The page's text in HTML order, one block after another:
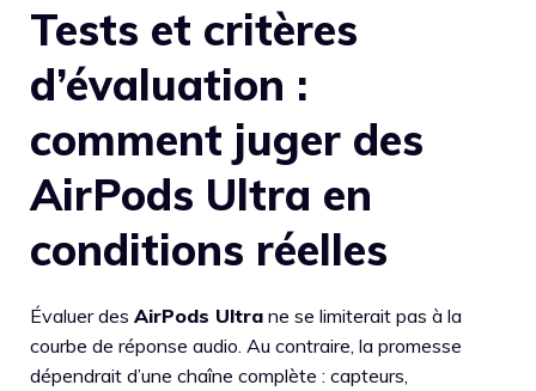
Tests et critères
d’évaluation :
comment juger des
AirPods Ultra en
conditions réelles
Évaluer des AirPods Ultra ne se limiterait pas à la
courbe de réponse audio. Au contraire, la promesse
dépendrait d’une chaîne complète : capteurs,